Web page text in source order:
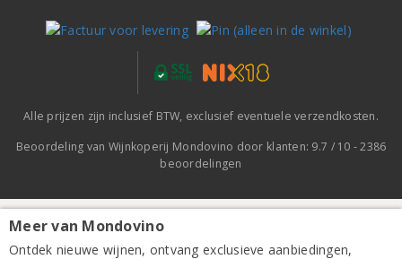
Domaine Loew Elzas Cormier Pinot Gris 2023
Alle prijzen zijn inclusief BTW, exclusief eventuele verzendkosten.
Beoordeling van Wijnkoperij Mondovino door klanten: 9.7 / 10 -2386
beoordelingen
Meer van Mondovino
Ontdek nieuwe wijnen, ontvang exclusieve aanbiedingen,